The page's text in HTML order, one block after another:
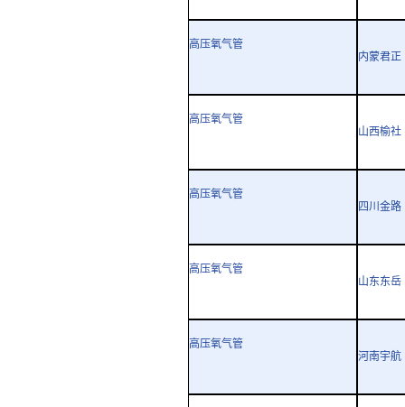
高压氧气管
内蒙君正
高压氧气管
山西榆社
高压氧气管
四川金路
高压氧气管
山东东岳
高压氧气管
河南宇航